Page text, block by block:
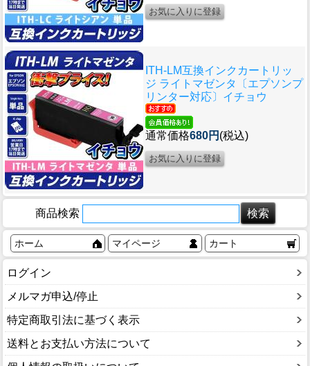
ITH-LM互換インクカートリッ
ジ ライトマゼンタ〔エプソンプ
リンター対応〕イチョウ
通常価格680円 (税込)
商品検索
ホーム マイページ カート
ログイン
メルマガ申込/停止
特定商取引法に基づく表示
送料とお支払い方法について